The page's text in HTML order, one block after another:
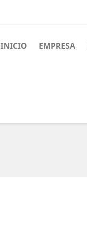
INICIO EMPRESA